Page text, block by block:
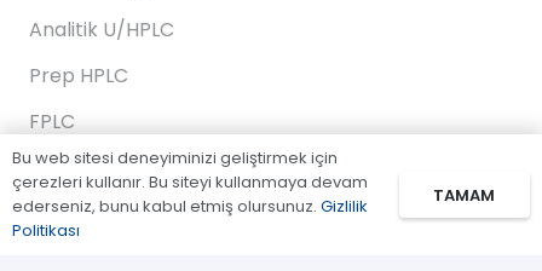
Analitik U/HPLC
Prep HPLC
FPLC
Gaz Kromatografi
Standartlar/Reaktifler
Bu web sitesi deneyiminizi geliştirmek için
çerezleri kullanır. Bu siteyi kullanmaya devam
ederseniz, bunu kabul etmiş olursunuz. Gizlilik
Politikası
TAMAM